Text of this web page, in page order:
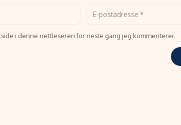
i denne nettleseren for neste gang jeg kommenterer.